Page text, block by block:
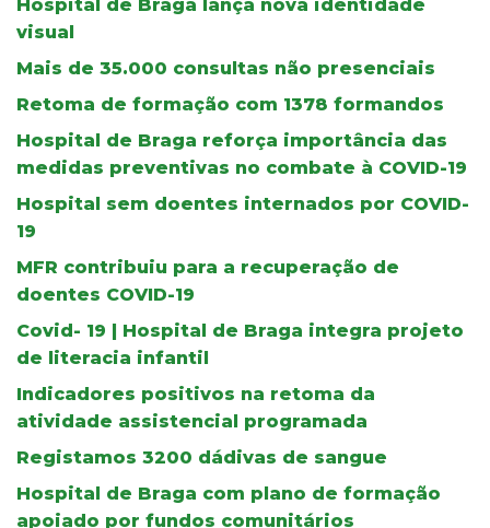
Hospital de Braga lança nova identidade
visual
Mais de 35.000 consultas não presenciais
Retoma de formação com 1378 formandos
Hospital de Braga reforça importância das
medidas preventivas no combate à COVID-19
Hospital sem doentes internados por COVID-
19
MFR contribuiu para a recuperação de
doentes COVID-19
Covid- 19 | Hospital de Braga integra projeto
de literacia infantil
Indicadores positivos na retoma da
atividade assistencial programada
Registamos 3200 dádivas de sangue
Hospital de Braga com plano de formação
apoiado por fundos comunitários